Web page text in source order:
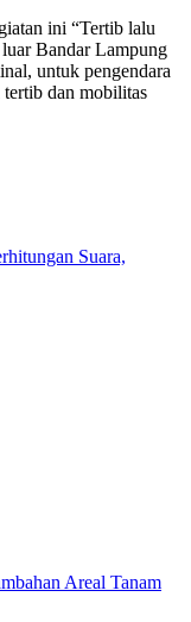
ini “Tertib lalu
Bandar Lampung
untuk pengendara
dan mobilitas
Suara,
Areal Tanam